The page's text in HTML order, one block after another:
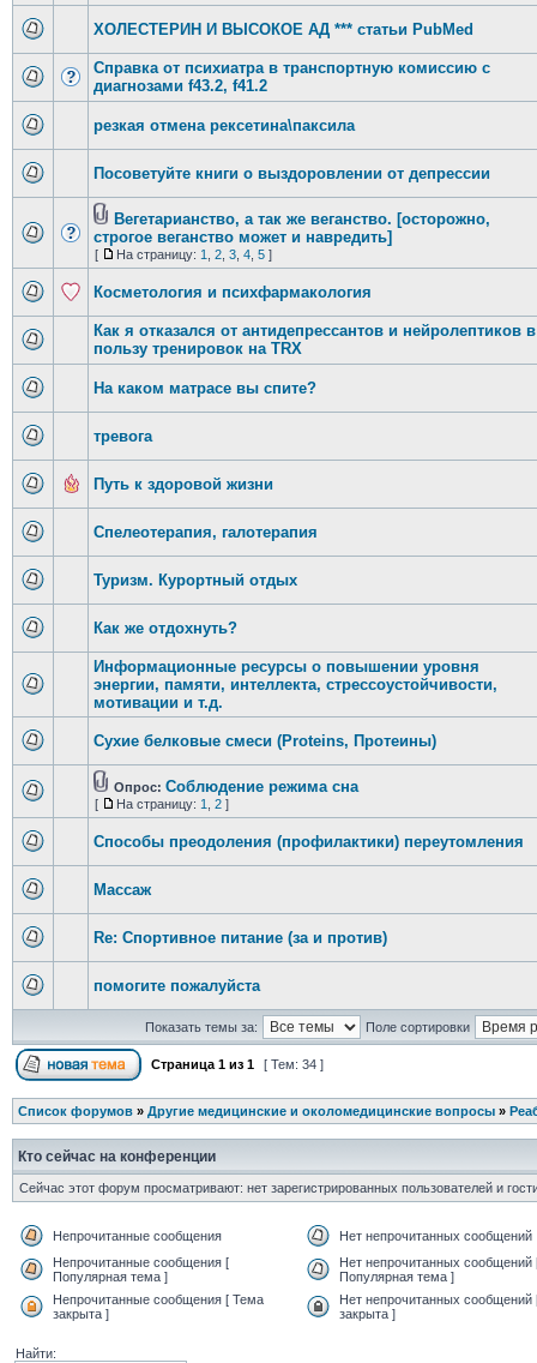
ХОЛЕСТЕРИН И ВЫСОКОЕ АД *** статьи PubMed
Справка от психиатра в транспортную комиссию с
диагнозами f43.2, f41.2
резкая отмена рексетина\паксила
Посоветуйте книги о выздоровлении от депрессии
Вегетарианство, а так же веганство. [осторожно,
строгое веганство может и навредить]
[ На страницу: 1 2, 3, 4, 5]
Косметология и психфармакология
Как я отказался от антидепрессантов и нейролептиков в
пользу тренировок на TRX
На каком матрасе вы спите?
тревога
Путь к здоровой жизни
Спелеотерапия, галотерапия
Туризм. Курортный отдых
Как же отдохнуть?
Информационные ресурсы о повышении уровня
энергии, памяти, интеллекта, стрессоустойчивости,
мотивации и т.д.
Сухие белковые смеси (Proteins, Протеины)
Опрос: Соблюдение режима сна
[ На страницу: 1 2]
Способы преодоления (профилактики) переутомления
Массаж
Re: Спортивное питание (за и против)
помогите пожалуйста
Показать темы за: Поле сортировки
Страница 1из 1 [ Тем: 34 ]
Список форумов» Другие медицинские и околомедицинские вопросы»
Кто сейчас на конференции
Сейчас этот форум просматривают: нет зарегистрированных пользователей и
Непрочитанные сообщения
Нет непрочитанных сообщений
Непрочитанные сообщения [
Популярная тема ]
Нет непрочитанных сообщений
Популярная тема ]
Непрочитанные сообщения [ Тема
закрыта ]
Нет непрочитанных сообщений
закрыта ]
Найти: